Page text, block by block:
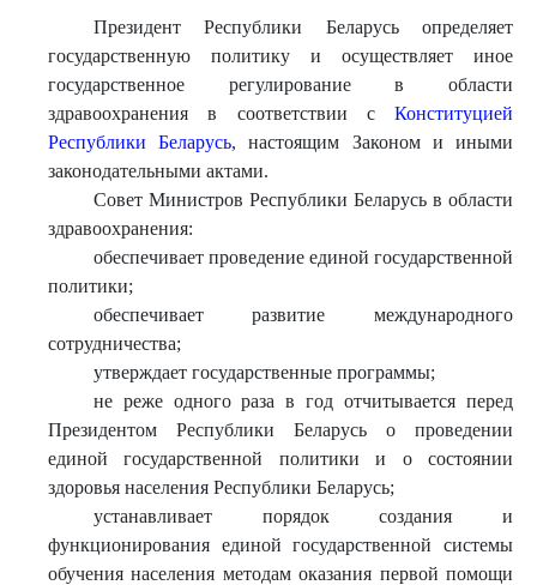
Президент Республики Беларусь определяет
государственную политику и осуществляет иное
государственное регулирование в области
здравоохранения в соответствии с Конституцией
Республики Беларусь, настоящим Законом и иными
законодательными актами.
Совет Министров Республики Беларусь в области
здравоохранения:
обеспечивает проведение единой государственной
политики;
обеспечивает развитие международного
сотрудничества;
утверждает государственные программы;
не реже одного раза в год отчитывается перед
Президентом Республики Беларусь о проведении
единой государственной политики и о состоянии
здоровья населения Республики Беларусь;
устанавливает порядок создания и
функционирования единой государственной системы
обучения населения методам оказания первой помощи